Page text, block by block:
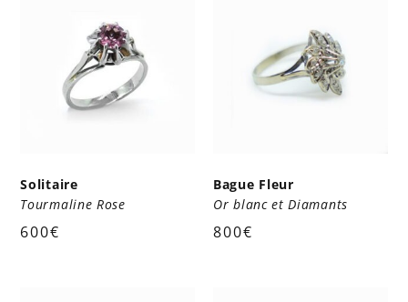
Solitaire
Tourmaline Rose
600€
Bague Fleur
Or blanc et Diamants
800€